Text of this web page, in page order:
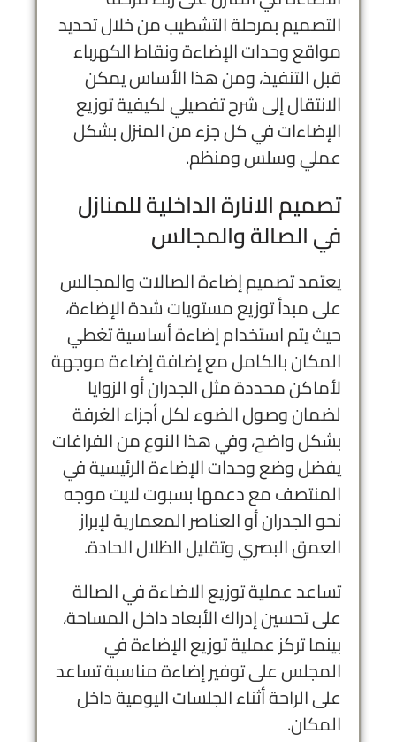
التصميم بمرحلة التشطيب من خلال تحديد
مواقع وحدات الإضاءة ونقاط الكهرباء
قبل التنفيذ، ومن هذا الأساس يمكن
الانتقال إلى شرح تفصيلي لكيفية توزيع
الإضاءات في كل جزء من المنزل بشكل
عملي وسلس ومنظم.
تصميم الانارة الداخلية للمنازل
في الصالة والمجالس
يعتمد تصميم إضاءة الصالات والمجالس
على مبدأ توزيع مستويات شدة الإضاءة،
حيث يتم استخدام إضاءة أساسية تغطي
المكان بالكامل مع إضافة إضاءة موجهة
لأماكن محددة مثل الجدران أو الزوايا
لضمان وصول الضوء لكل أجزاء الغرفة
بشكل واضح، وفي هذا النوع من الفراغات
يفضل وضع وحدات الإضاءة الرئيسية في
المنتصف مع دعمها بسبوت لايت موجه
نحو الجدران أو العناصر المعمارية لإبراز
العمق البصري وتقليل الظلال الحادة.
تساعد عملية توزيع الاضاءة في الصالة
على تحسين إدراك الأبعاد داخل المساحة،
بينما تركز عملية توزيع الإضاءة في
المجلس على توفير إضاءة مناسبة تساعد
على الراحة أثناء الجلسات اليومية داخل
المكان.